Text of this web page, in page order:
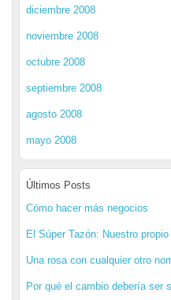
diciembre 2008
noviembre 2008
octubre 2008
septiembre 2008
agosto 2008
mayo 2008
Últimos Posts
Cómo hacer más negocios
El Súper Tazón: Nuestro
Una rosa con cualquier otro
Por qué el cambio debería ser